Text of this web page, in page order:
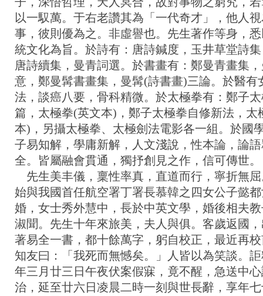
以一馭萬。于右老讚其為「一代奇才」，他人
事，彼則優為之。非虛譽也。先生著作等身，
統文化為旨。於詩有：唐詩鍼度，玉井草堂詩
唐詩續集，曼青詞選。於書畫有：鄭曼青畫集
意，鄭曼髯書畫集，曼髯(詩書畫)三論。於醫有
法，談癌八要，骨科精微。於太極拳有：鄭子
篇，太極拳(英文本)，鄭子太極拳自修新法，太
本)，另攝太極拳、太極劍法電影各一組。於國
子易知解，學庸新解，人文淺說，性本論，論
全。皆屬融會貫通，獨抒創見之作，信可傳世。
先生美丰儀，稟性率真，直道而行，寧折無
始與我國首任航空署丁署長慕韓之四女公子懿
婚，女士秀外慧中，長於中英文學，婚後相夫
淑聞。先生十年來旅美，夫人與俱。客歲返國
著易全一書，都十餘萬字，躬自校正，最近再
知友曰：「我死而無憾矣。」人皆以為笑談。
年三月廿三日午夜伏案假寐，竟不醒，急送中
治，延至廿六日凌晨二時一刻與世長辭，享年